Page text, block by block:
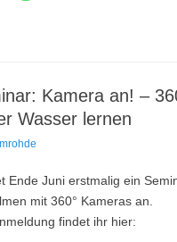
Kamera an! –
Wasser lernen
mrohde
Ende Juni erstmalig ein
mit 360° Kameras an.
findet ihr hier: